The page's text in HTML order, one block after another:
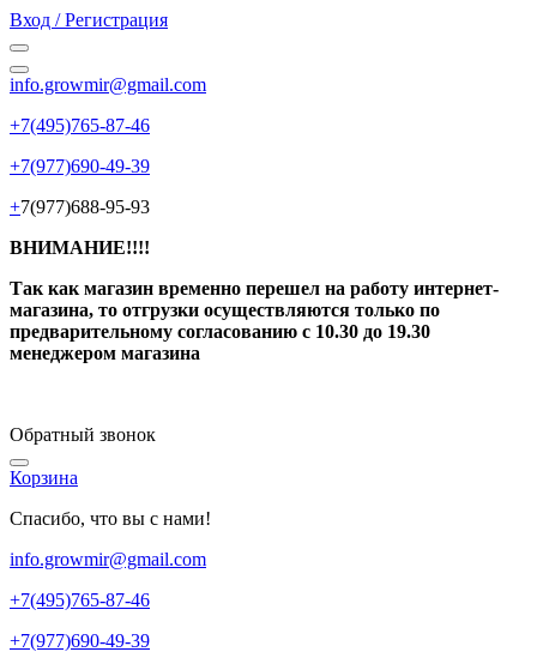
Вход / Регистрация
info.growmir@gmail.com
+7(495)765-87-46
+7(977)690-49-39
+7(977)688-95-93
ВНИМАНИЕ!!!!
Так как магазин временно перешел на работу интернет-
магазина, то отгрузки осуществляются только по
предварительному согласованию с 10.30 до 19.30
менеджером магазина
Обратный звонок
Корзина
Спасибо, что вы с нами!
info.growmir@gmail.com
+7(495)765-87-46
+7(977)690-49-39